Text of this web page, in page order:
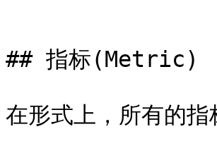
```
## 指标(Metric)
在形式上，所有的